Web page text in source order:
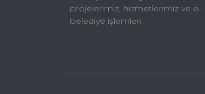
projelerimiz, hizmetlerimiz ve e-
belediye işlemleri